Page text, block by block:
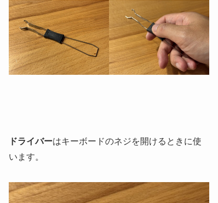
ドライバーはキーボードのネジを開けるときに使
います。